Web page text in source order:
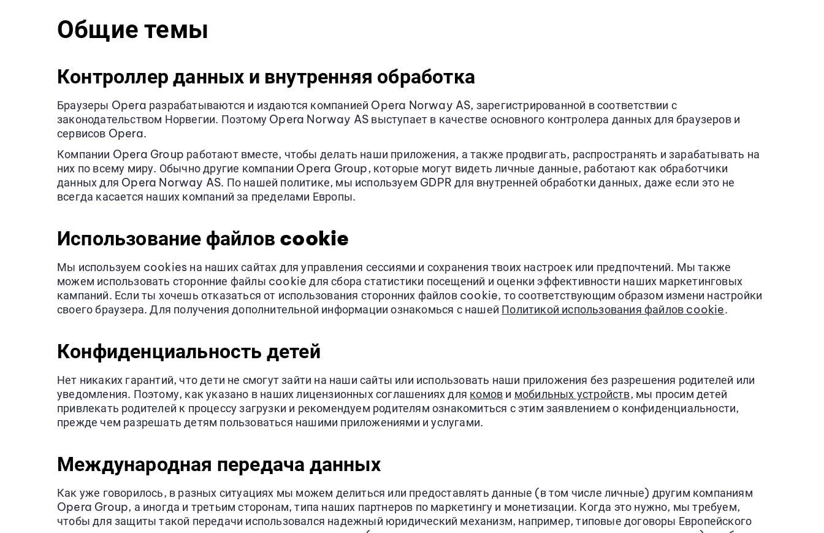
Общие темы
Контроллер данных и внутренняя обработка
Браузеры Opera разрабатываются и издаются компанией Opera Norway AS, зарегистрированной в соответствии с
законодательством Норвегии. Поэтому Opera Norway AS выступает в качестве основного контролера данных для браузеров и
сервисов Opera.
Компании Opera Group работают вместе, чтобы делать наши приложения, а также продвигать, распространять и зарабатывать на
них по всему миру. Обычно другие компании Opera Group, которые могут видеть личные данные, работают как обработчики
данных для Opera Norway AS. По нашей политике, мы используем GDPR для внутренней обработки данных, даже если это не
всегда касается наших компаний за пределами Европы.
Использование файлов cookie
Мы используем cookies на наших сайтах для управления сессиями и сохранения твоих настроек или предпочтений. Мы также
можем использовать сторонние файлы cookie для сбора статистики посещений и оценки эффективности наших маркетинговых
кампаний. Если ты хочешь отказаться от использования сторонних файлов cookie, то соответствующим образом измени настройки
своего браузера. Для получения дополнительной информации ознакомься с нашей Политикой использования файлов cookie.
Конфиденциальность детей
Нет никаких гарантий, что дети не смогут зайти на наши сайты или использовать наши приложения без разрешения родителей или
уведомления. Поэтому, как указано в наших лицензионных соглашениях для комов и мобильных устройств, мы просим детей
привлекать родителей к процессу загрузки и рекомендуем родителям ознакомиться с этим заявлением о конфиденциальности,
прежде чем разрешать детям пользоваться нашими приложениями и услугами.
Международная передача данных
Как уже говорилось, в разных ситуациях мы можем делиться или предоставлять данные (в том числе личные) другим компаниям
Opera Group, а иногда и третьим сторонам, типа наших партнеров по маркетингу и монетизации. Когда это нужно, мы требуем,
чтобы для защиты такой передачи использовался надежный юридический механизм, например, типовые договоры Европейского